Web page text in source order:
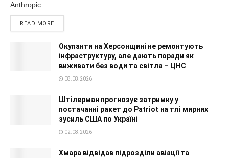
Anthropic...
READ MORE
Окупанти на Херсонщині не ремонтують
інфраструктуру, але дають поради як
виживати без води та світла – ЦНС
08.08.2026
Штілерман прогнозує затримку у
постачанні ракет до Patriot на тлі мирних
зусиль США по Україні
02.08.2026
Хмара відвідав підрозділи авіації та